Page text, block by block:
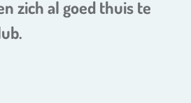
zich al goed thuis te